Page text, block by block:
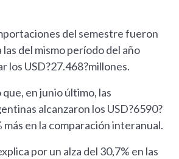
del semestre fueron
las del mismo período del año
los USD?27.468?millones.
en junio último, las
alcanzaron los USD?6590?
más en la comparación interanual.
por un alza del 30,7% en las